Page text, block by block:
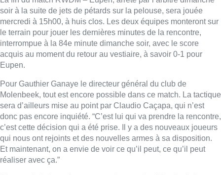
qui nous ont rejoints et des nouvelles armes à sa disposition.
Et maintenant, on a envie de voir ce qu’il peut, ce qu’il peut
réaliser avec ça.”
“Un match de foot, c’est tant que le coup de sifflet final n’a pas
retenti. Tout peut se passer. Les plus grandes émotions que j’ai
eues dans le foot, ça a toujours été dans des situations comme
ça., vous marquez à la dernière minute. Cette année, le temps
additionnel nous a coûté très cher. Eh bien, on va aborder ces
six, dix minutes qu’on va avoir, à jouer d’une manière
particulière, où on croit vraiment qu’on peut accrocher quelque
chose. On verra une manière de disposer l’équipe qui est rare
dans le foot, parce que c’est une situation inédite. Ca
ressemble plus à un match de basket qu’autre chose. Donc on
va voir, il faut être innovant et il faut avoir une détermination
énorme parce qu’en quelques minutes, on peut arracher un